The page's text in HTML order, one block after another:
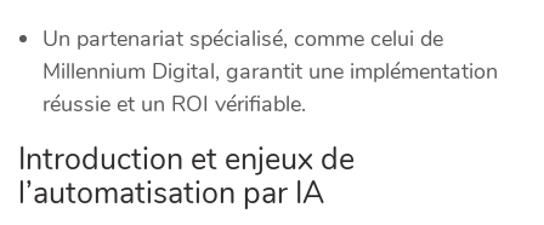
Un partenariat spécialisé, comme celui de
Millennium Digital, garantit une implémentation
réussie et un ROI vérifiable.
Introduction et enjeux de
l’automatisation par IA